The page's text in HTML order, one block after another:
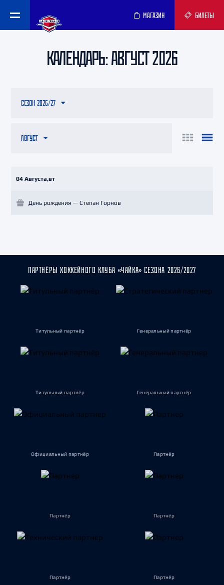
МАГАЗИН БИЛЕТЫ
КАЛЕНДАРЬ: АВГУСТ 2026
АВГУСТ
СЕЗОН 2026/27
04 Августа,вт
День рождения — Степан Горнов
ПАРТНЁРЫ ХОККЕЙНОГО КЛУБА «ЧАЙКА» СЕЗОНА 2026/2027
Титульный партнёр Генеральный партнёр
Титульный партнёр Генеральный партнёр
Официальный партнёр Партнёр
Партнёр Партнёр
Партнёр Партнёр